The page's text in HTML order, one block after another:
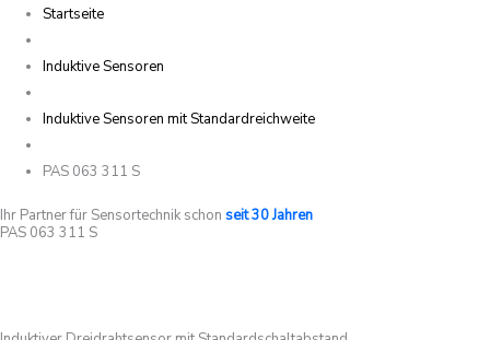
Startseite
Induktive Sensoren
Induktive Sensoren mit Standardreichweite
PAS 063 311 S
Ihr Partner für Sensortechnik schon seit 30 Jahren
PAS 063 311 S